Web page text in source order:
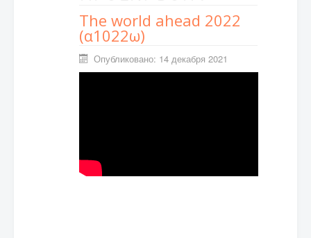
The world ahead 2022
(α1022ω)
Опубликовано: 14 декабря 2021